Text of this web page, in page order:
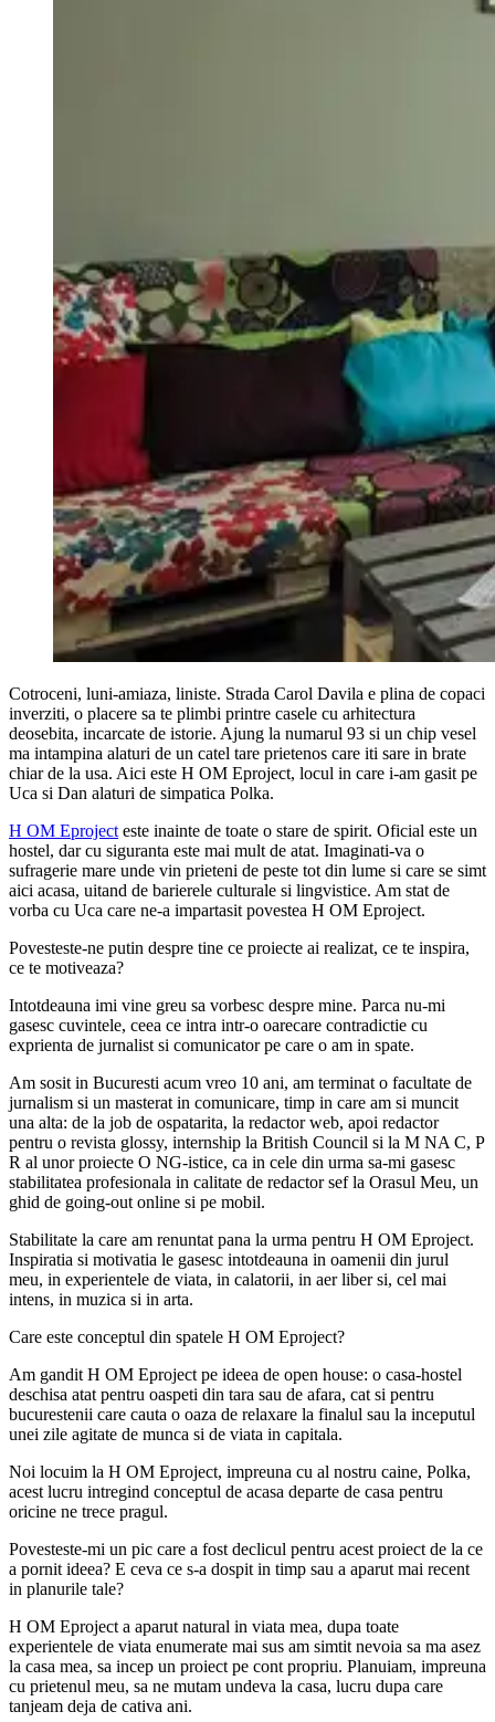
Cotroceni, luni-amiaza, liniste. Strada Carol Davila e plina de copaci
inverziti, o placere sa te plimbi printre casele cu arhitectura
deosebita, incarcate de istorie. Ajung la numarul 93 si un chip vesel
ma intampina alaturi de un catel tare prietenos care iti sare in brate
chiar de la usa. Aici este H OM Eproject, locul in care i-am gasit pe
Uca si Dan alaturi de simpatica Polka.
H OM Eproject este inainte de toate o stare de spirit. Oficial este un
hostel, dar cu siguranta este mai mult de atat. Imaginati-va o
sufragerie mare unde vin prieteni de peste tot din lume si care se simt
aici acasa, uitand de barierele culturale si lingvistice. Am stat de
vorba cu Uca care ne-a impartasit povestea H OM Eproject.
Povesteste-ne putin despre tine ce proiecte ai realizat, ce te inspira,
ce te motiveaza?
Intotdeauna imi vine greu sa vorbesc despre mine. Parca nu-mi
gasesc cuvintele, ceea ce intra intr-o oarecare contradictie cu
exprienta de jurnalist si comunicator pe care o am in spate.
Am sosit in Bucuresti acum vreo 10 ani, am terminat o facultate de
jurnalism si un masterat in comunicare, timp in care am si muncit
una alta: de la job de ospatarita, la redactor web, apoi redactor
pentru o revista glossy, internship la British Council si la M NA C, P
R al unor proiecte O NG-istice, ca in cele din urma sa-mi gasesc
stabilitatea profesionala in calitate de redactor sef la Orasul Meu, un
ghid de going-out online si pe mobil.
Stabilitate la care am renuntat pana la urma pentru H OM Eproject.
Inspiratia si motivatia le gasesc intotdeauna in oamenii din jurul
meu, in experientele de viata, in calatorii, in aer liber si, cel mai
intens, in muzica si in arta.
Care este conceptul din spatele H OM Eproject?
Am gandit H OM Eproject pe ideea de open house: o casa-hostel
deschisa atat pentru oaspeti din tara sau de afara, cat si pentru
bucurestenii care cauta o oaza de relaxare la finalul sau la inceputul
unei zile agitate de munca si de viata in capitala.
Noi locuim la H OM Eproject, impreuna cu al nostru caine, Polka,
acest lucru intregind conceptul de acasa departe de casa pentru
oricine ne trece pragul.
Povesteste-mi un pic care a fost declicul pentru acest proiect de la ce
a pornit ideea? E ceva ce s-a dospit in timp sau a aparut mai recent
in planurile tale?
H OM Eproject a aparut natural in viata mea, dupa toate
experientele de viata enumerate mai sus am simtit nevoia sa ma asez
la casa mea, sa incep un proiect pe cont propriu. Planuiam, impreuna
cu prietenul meu, sa ne mutam undeva la casa, lucru dupa care
tanjeam deja de cativa ani.